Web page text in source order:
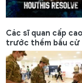
Các sĩ quan cấp
trước thềm bầu cử